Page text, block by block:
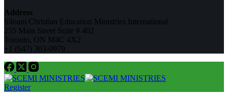
Address
Siloam Christian Education Ministries International
255 Main Street Suite # 402
Toronto, ON M4C 4X2
+1 (647) 303-0979
Register